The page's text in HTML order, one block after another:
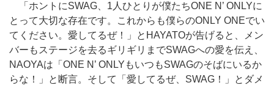
「ホントにSWAG、1人ひとりが僕たちONE N’ ONLYに
とって大切な存在です。これからも僕らのONLY ONEでい
てください。愛してるぜ！」とHAYATOが告げると、メン
バーもステージを去るギリギリまでSWAGへの愛を伝え、
NAOYAは「ONE N’ ONLYもいつもSWAGのそばにいるか
らな！」と断言。そして「愛してるぜ、SWAG！」とダメ